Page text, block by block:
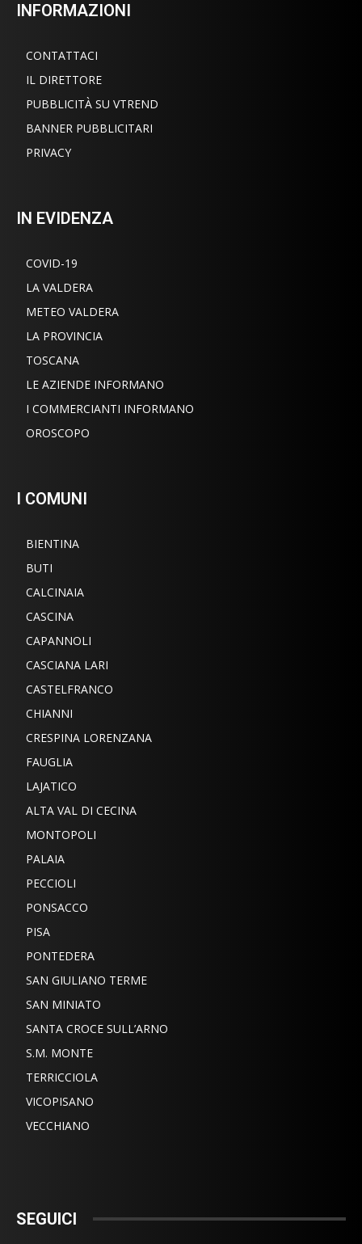
INFORMAZIONI
CONTATTACI
IL DIRETTORE
PUBBLICITÀ SU VTREND
BANNER PUBBLICITARI
PRIVACY
IN EVIDENZA
COVID-19
LA VALDERA
METEO VALDERA
LA PROVINCIA
TOSCANA
LE AZIENDE INFORMANO
I COMMERCIANTI INFORMANO
OROSCOPO
I COMUNI
BIENTINA
BUTI
CALCINAIA
CASCINA
CAPANNOLI
CASCIANA LARI
CASTELFRANCO
CHIANNI
CRESPINA LORENZANA
FAUGLIA
LAJATICO
ALTA VAL DI CECINA
MONTOPOLI
PALAIA
PECCIOLI
PONSACCO
PISA
PONTEDERA
SAN GIULIANO TERME
SAN MINIATO
SANTA CROCE SULL’ARNO
S.M. MONTE
TERRICCIOLA
VICOPISANO
VECCHIANO
SEGUICI